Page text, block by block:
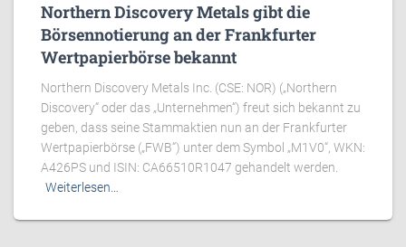
Northern Discovery Metals gibt die
Börsennotierung an der Frankfurter
Wertpapierbörse bekannt
Northern Discovery Metals Inc. (CSE: NOR) („Northern
Discovery“ oder das „Unternehmen“) freut sich bekannt zu
geben, dass seine Stammaktien nun an der Frankfurter
Wertpapierbörse („FWB“) unter dem Symbol „M1V0“, WKN:
A426PS und ISIN: CA66510R1047 gehandelt werden.
Weiterlesen…